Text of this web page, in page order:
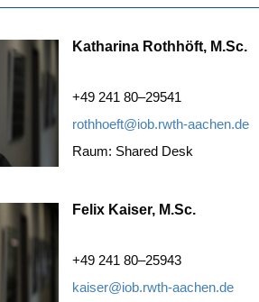
Katharina Rothhöft, M.Sc.
+49 241 80–29541
rothhoeft@iob.rwth-aachen.de
Raum: Shared Desk
Felix Kaiser, M.Sc.
+49 241 80–25943
kaiser@iob.rwth-aachen.de